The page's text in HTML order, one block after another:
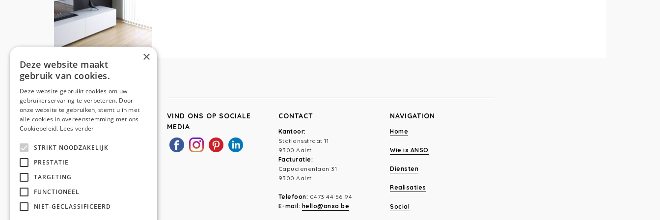
VIND ONS OP SOCIALE
MEDIA
CONTACT
Kantoor:
Stationsstraat 11
9300 Aalst
Facturatie:
Capucienenlaan 31
9300 Aalst
Telefoon: 0473 44 56 94
E-mail: hello@anso.be
NAVIGATION
Home
Wie is ANSO
Diensten
Realisaties
Social
×
Deze website maakt
gebruik van cookies.
Deze website gebruikt cookies om uw
gebruikerservaring te verbeteren. Door
onze website te gebruiken, stemt u in met
alle cookies in overeenstemming met ons
Cookiebeleid. Lees verder
STRIKT NOODZAKELIJK
PRESTATIE
TARGETING
FUNCTIONEEL
NIET-GECLASSIFICEERD